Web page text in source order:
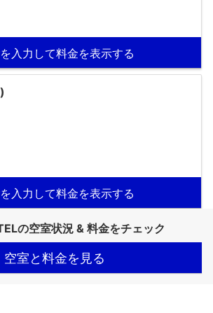
入力して料金を表示する
入力して料金を表示する
の空室状況 & 料金をチェック
空室と料金を見る